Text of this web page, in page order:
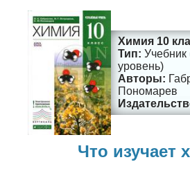
Химия 10
Учебник
уровень)
Пономарев
Что изучает